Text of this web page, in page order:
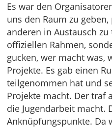
Es war den
uns den Raum zu
anderen in Austausch
offiziellen Rahmen,
gucken, wer macht was,
Projekte. Es gab einen
teilgenommen hat und
Projekte macht. Der traf
die Jugendarbeit macht.
Anknüpfungspunkte. Da